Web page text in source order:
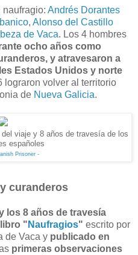
naufragio: Andrés Dorantes
, Alonso del Castillo
de Vaca. Los 4 hombres
ocho años como
y atravesaron a
Estados Unidos y norte
lograron volver al territorio
de Nueva Galicia.
viaje y 8 años de travesía de los
españoles
Prisoner -
curanderos
los 8 años de travesía
" Naufragios" escrito por
de Vaca y publicado en
primeras observaciones